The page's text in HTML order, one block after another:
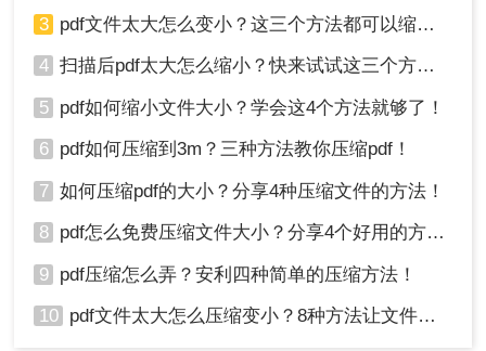
3 pdf文件太大怎么变小？这三个方法都可以缩小！
4 扫描后pdf太大怎么缩小？快来试试这三个方法！
5 pdf如何缩小文件大小？学会这4个方法就够了！
6 pdf如何压缩到3m？三种方法教你压缩pdf！
7 如何压缩pdf的大小？分享4种压缩文件的方法！
8 pdf怎么免费压缩文件大小？分享4个好用的方法，简单又快捷！
9 pdf压缩怎么弄？安利四种简单的压缩方法！
10 pdf文件太大怎么压缩变小？8种方法让文件轻松"瘦身"！